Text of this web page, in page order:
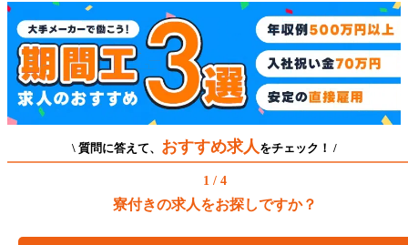
\ 質問に答えて、 おすすめ求人 をチェック！ /
1 / 4
寮付きの求人をお探しですか？